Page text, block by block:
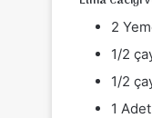
2
1/2
1/2
1